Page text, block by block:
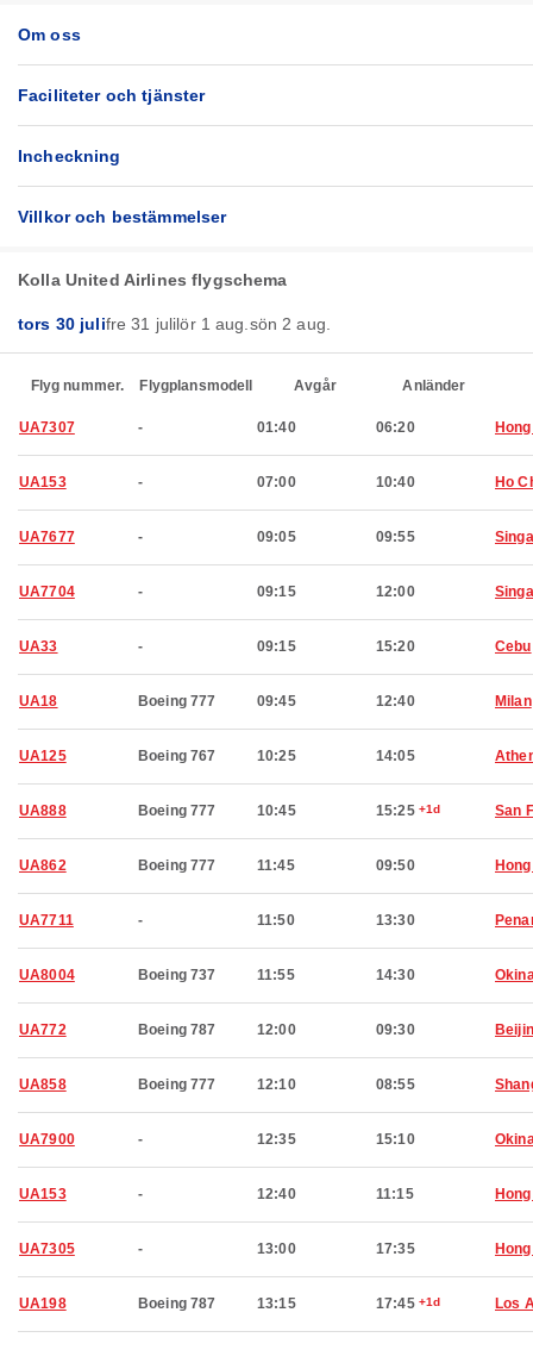
Om oss
Faciliteter och tjänster
Incheckning
Villkor och bestämmelser
Kolla United Airlines flygschema
tors 30 julifre 31 julilör 1 aug. sön 2 aug.
Flyg nummer. Flygplansmodell Avgår Anländer
UA7307 - 01:40 06:20
UA153 - 07:00 10:40 Ho
UA7677 - 09:05 09:55
UA7704 - 09:15 12:00
UA33 - 09:15 15:20 Cebu
UA18 Boeing 777 09:45 12:40 Milan
UA125 Boeing 767 10:25 14:05
UA888 Boeing 777 10:45 15:25 +1d San
UA862 Boeing 777 11:45 09:50
UA7711 - 11:50 13:30
UA8004 Boeing 737 11:55 14:30
UA772 Boeing 787 12:00 09:30
UA858 Boeing 777 12:10 08:55
UA7900 - 12:35 15:10
UA153 - 12:40 11:15
UA7305 - 13:00 17:35
UA198 Boeing 787 13:15 17:45 +1d Los